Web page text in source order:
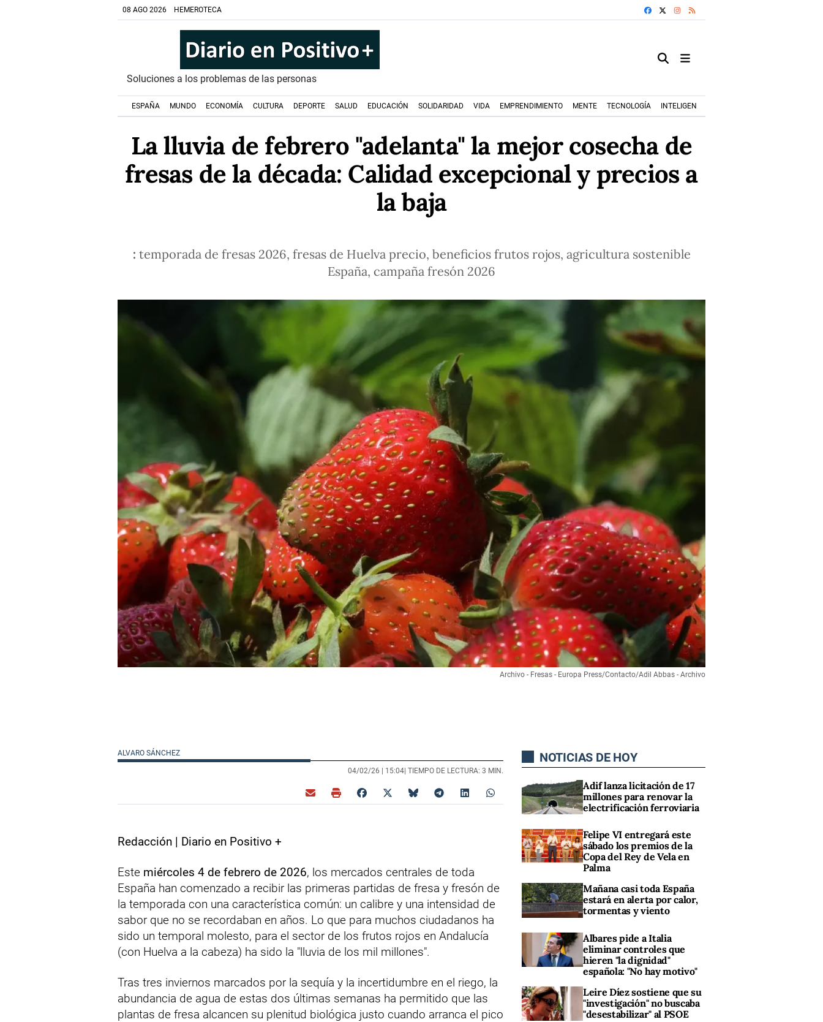
08 AGO 2026 HEMEROTECA FACEBOOKINSTAGRAM
Soluciones a los problemas de las personas
ESPAÑA MUNDO ECONOMÍA CULTURA DEPORTE SALUD EDUCACIÓN SOLIDARIDAD VIDA EMPRENDIMIENTO MENTE TECNOLOGÍA INTELIGENCIA ARTIFICIAL
La lluvia de febrero "adelanta" la mejor cosecha de
fresas de la década: Calidad excepcional y precios a
la baja
: temporada de fresas 2026, fresas de Huelva precio, beneficios frutos rojos, agricultura sostenible
España, campaña fresón 2026
Archivo - Fresas - Europa Press/Contacto/Adil Abbas - Archivo
ALVARO SÁNCHEZ
04/02/26 | 15:04 | TIEMPO DE LECTURA: 3 MIN.
Redacción | Diario en Positivo +
Este miércoles 4 de febrero de 2026, los mercados centrales de toda
España han comenzado a recibir las primeras partidas de fresa y fresón de
la temporada con una característica común: un calibre y una intensidad de
sabor que no se recordaban en años. Lo que para muchos ciudadanos ha
sido un temporal molesto, para el sector de los frutos rojos en Andalucía
(con Huelva a la cabeza) ha sido la "lluvia de los mil millones".
Tras tres inviernos marcados por la sequía y la incertidumbre en el riego, la
abundancia de agua de estas dos últimas semanas ha permitido que las
plantas de fresa alcancen su plenitud biológica justo cuando arranca el pico
NOTICIAS DE HOY
Adif lanza licitación de 17
millones para renovar la
electrificación ferroviaria
Felipe VI entregará este
sábado los premios de la
Copa del Rey de Vela en
Palma
Mañana casi toda España
estará en alerta por calor,
tormentas y viento
Albares pide a Italia
eliminar controles que
hieren "la dignidad"
española: "No hay motivo"
Leire Díez sostiene que su
"investigación" no buscaba
"desestabilizar" al PSOE